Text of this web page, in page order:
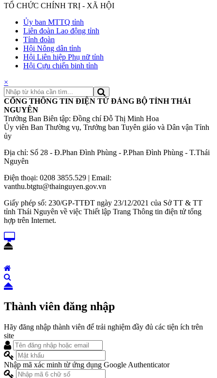
TỔ CHỨC CHÍNH TRỊ - XÃ HỘI
Ủy ban MTTQ tỉnh
Liên đoàn Lao động tỉnh
Tỉnh đoàn
Hội Nông dân tỉnh
Hội Liên hiệp Phụ nữ tỉnh
Hội Cựu chiến binh tỉnh
×
CỔNG THÔNG TIN ĐIỆN TỬ ĐẢNG BỘ TỈNH THÁI
NGUYÊN
Trưởng Ban Biên tập: Đồng chí Đỗ Thị Minh Hoa
Ủy viên Ban Thường vụ, Trưởng ban Tuyên giáo và Dân vận Tỉnh
ủy
Địa chỉ: Số 28 - Đ.Phan Đình Phùng - P.Phan Đình Phùng - T.Thái
Nguyên
Điện thoại: 0208 3855.529 | Email:
vanthu.btgtu@thainguyen.gov.vn
Giấy phép số: 230/GP-TTĐT ngày 23/12/2021 của Sở TT & TT
tỉnh Thái Nguyên về việc Thiết lập Trang Thông tin điện tử tổng
hợp trên Internet.
Thành viên đăng nhập
Hãy đăng nhập thành viên để trải nghiệm đầy đủ các tiện ích trên
site
Nhập mã xác minh từ ứng dụng Google Authenticator